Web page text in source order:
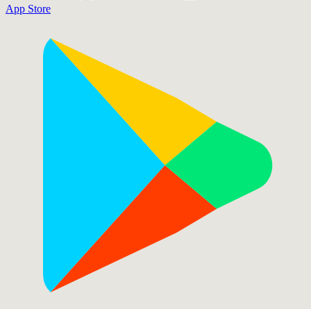
App Store